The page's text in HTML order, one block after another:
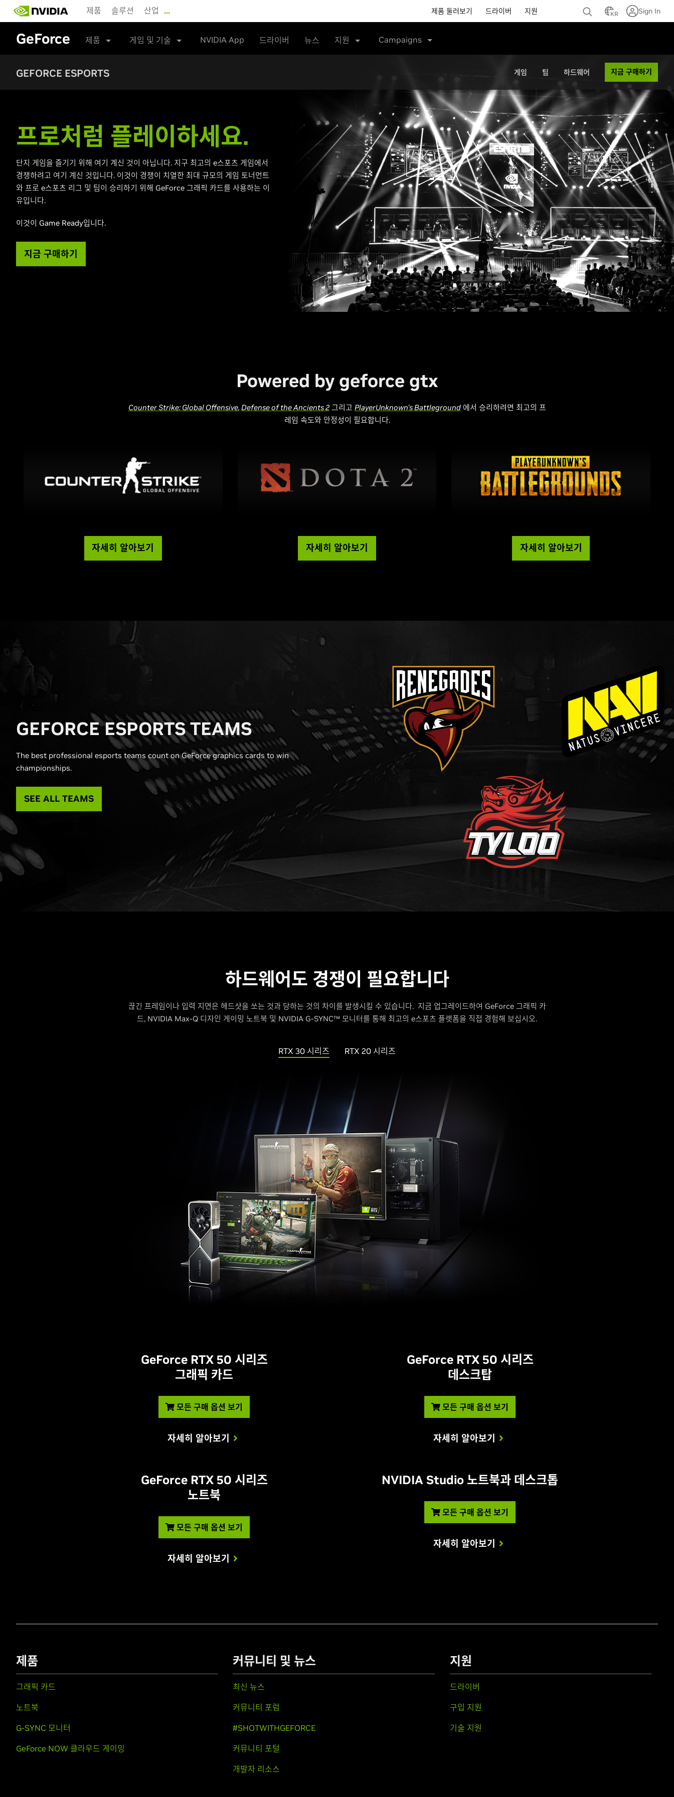
main
content
제품 솔루션 산업 … 제품 둘러보기 드라이버 지원 KR Sign In
GeForce 제품 게임 및 기술 NVIDIA App 드라이버 뉴스 지원 Campaigns
GEFORCE ESPORTS 게임 팀 하드웨어 지금 구매하기
프로처럼 플레이하세요.
단지 게임을 즐기기 위해 여기 계신 것이 아닙니다. 지구 최고의 e스포츠 게임에서
경쟁하려고 여기 계신 것입니다. 이것이 경쟁이 치열한 최대 규모의 게임 토너먼트
와 프로 e스포츠 리그 및 팀이 승리하기 위해 GeForce 그래픽 카드를 사용하는 이
유입니다.
이것이 Game Ready입니다.
지금 구매하기
Powered by geforce gtx
Counter Strike: Global Offensive, Defense of the Ancients 2그리고 PlayerUnknown’s Battleground에서 승리하려면 최고의 프
레임 속도와 안정성이 필요합니다.
자세히 알아보기 자세히 알아보기 자세히 알아보기
GEFORCE ESPORTS TEAMS
The best professional esports teams count on GeForce graphics cards to win
championships.
SEE ALL TEAMS
하드웨어도 경쟁이 필요합니다
끊긴 프레임이나 입력 지연은 헤드샷을 쏘는 것과 당하는 것의 차이를 발생시킬 수 있습니다. 지금 업그레이드하여 GeForce 그래픽 카
드, NVIDIA Max-Q 디자인 게이밍 노트북 및 NVIDIA G-SYNC™ 모니터를 통해 최고의 e스포츠 플랫폼을 직접 경험해 보십시오.
RTX 30 시리즈 RTX 20 시리즈
GeForce RTX 50 시리즈
그래픽 카드
모든 구매 옵션 보기
자세히 알아보기
GeForce RTX 50 시리즈
데스크탑
모든 구매 옵션 보기
자세히 알아보기
GeForce RTX 50 시리즈
노트북
모든 구매 옵션 보기
자세히 알아보기
NVIDIA Studio 노트북과 데스크톱
모든 구매 옵션 보기
자세히 알아보기
제품
그래픽 카드
노트북
G-SYNC 모니터
GeForce NOW 클라우드 게이밍
커뮤니티 및 뉴스
최신 뉴스
커뮤니티 포럼
#SHOTWITHGEFORCE
커뮤니티 포털
개발자 리소스
지원
드라이버
구입 지원
기술 지원